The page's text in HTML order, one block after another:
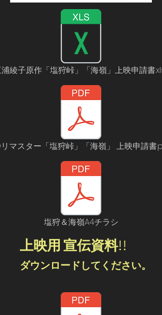
綾子原作「塩狩峠」「海嶺」上映申請書
マスター「塩狩峠」「海嶺」 上映申請書
塩狩＆海嶺A4チラシ
​上映用 宣伝資料!!
ダウンロードしてください。